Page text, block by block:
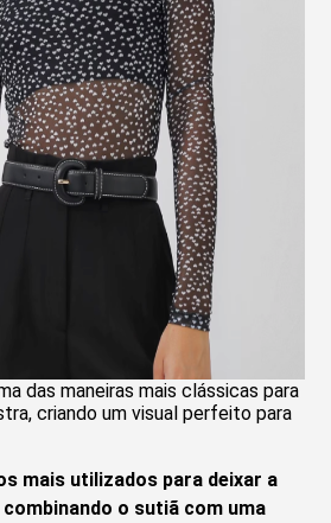
das maneiras mais clássicas para
criando um visual perfeito para
mais utilizados para deixar a
o sutiã com uma